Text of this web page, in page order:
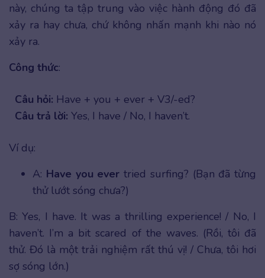
này, chúng ta tập trung vào việc hành động đó đã
xảy ra hay chưa, chứ không nhấn mạnh khi nào nó
xảy ra.
Công thức:
Câu hỏi: Have + you + ever + V3/-ed?
Câu trả lời: Yes, I have / No, I haven’t.
Ví dụ:
A: Have you ever tried surfing? (Bạn đã từng
thử lướt sóng chưa?)
B: Yes, I have. It was a thrilling experience! / No, I
haven’t. I’m a bit scared of the waves. (Rồi, tôi đã
thử. Đó là một trải nghiệm rất thú vị! / Chưa, tôi hơi
sợ sóng lớn.)